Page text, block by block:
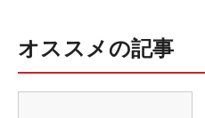
オススメの記事